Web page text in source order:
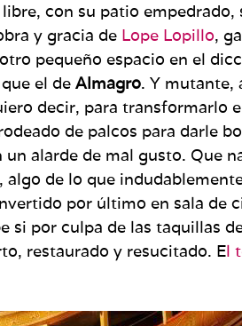
con su patio
y gracia de Lope Lopillo,
pequeño espacio en el
el de Almagro. Y mutante,
decir, para transformarlo
de palcos para darle
alarde de mal gusto. Que
de lo que
por último en sala de
por culpa de las taquillas
restaurado y resucitado. El